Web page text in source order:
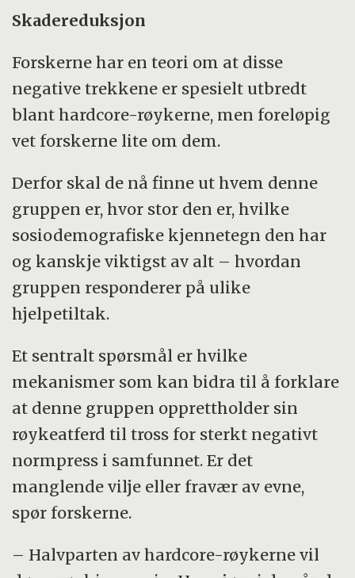
Skadereduksjon
Forskerne har en teori om at disse
negative trekkene er spesielt utbredt
blant hardcore-røykerne, men foreløpig
vet forskerne lite om dem.
Derfor skal de nå finne ut hvem denne
gruppen er, hvor stor den er, hvilke
sosiodemografiske kjennetegn den har
og kanskje viktigst av alt – hvordan
gruppen responderer på ulike
hjelpetiltak.
Et sentralt spørsmål er hvilke
mekanismer som kan bidra til å forklare
at denne gruppen opprettholder sin
røykeatferd til tross for sterkt negativt
normpress i samfunnet. Er det
manglende vilje eller fravær av evne,
spør forskerne.
– Halvparten av hardcore-røykerne vil